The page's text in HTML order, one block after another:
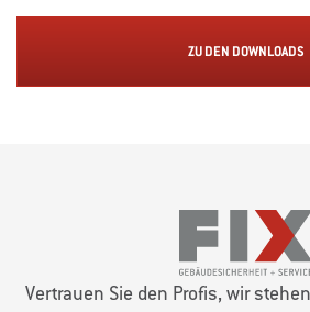
ZU DEN DOWNLOADS
Vertrauen Sie den Profis, wir